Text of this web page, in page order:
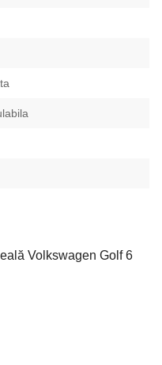
Volkswagen Golf 6